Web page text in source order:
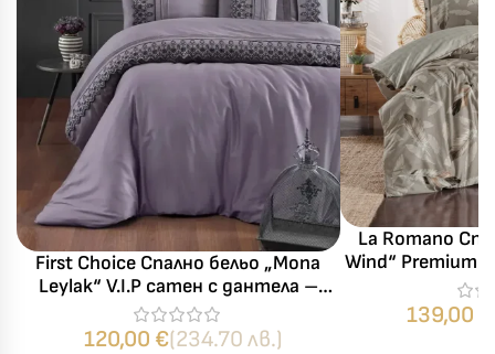
First Choice Спално бельо „Mona
Leylak“ V.I.P сатен с дантела –
100% памук – 7 части – за спалня
с един плик
120,00 €(234.70 лв.)
La Romano
Wind“ Premium
– 300 TC– 6
139,00